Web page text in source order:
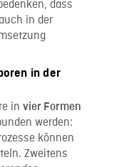
dass
in der
in der
in vier Formen
werden:
können
Zweitens